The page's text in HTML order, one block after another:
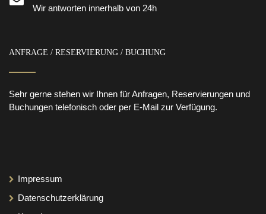
Wir antworten innerhalb von 24h
ANFRAGE / RESERVIERUNG / BUCHUNG
Sehr gerne stehen wir Ihnen für Anfragen, Reservierungen und
Buchungen telefonisch oder per E-Mail zur Verfügung.
Impressum
Datenschutzerklärung